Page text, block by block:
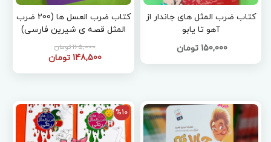
کتاب ضرب المثل های جاندار از
آهو تا یابو
150,000 تومان
کتاب ضرب العسل ها (200 ضرب
المثل قصه ی شیرین فارسی)
165,000 تومان
148,500 تومان
%10